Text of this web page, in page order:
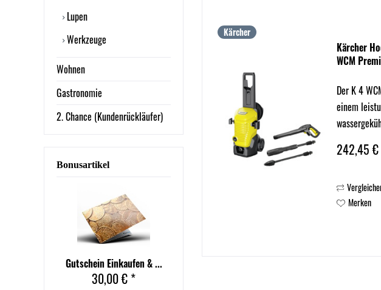
Lupen
Werkzeuge
Wohnen
Gastronomie
2. Chance (Kundenrückläufer)
Bonusartikel
Gutschein Einkaufen & ...
30,00 € *
Kärcher
Kärcher
WCM
Der K 4
einem
für
242,45
Merken